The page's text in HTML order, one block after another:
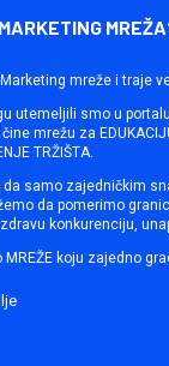
mreže i traje
utemeljili smo u
mrežu za
TRŽIŠTA.
da samo zajedničkim
da pomerimo
konkurenciju,
MREŽE koju zajedno